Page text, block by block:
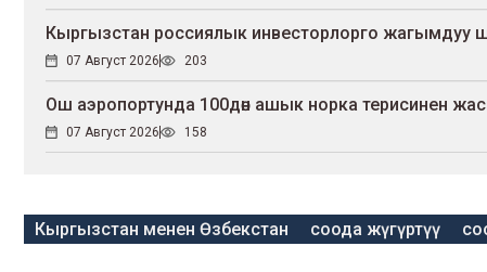
Кыргызстан россиялык инвесторлорго жагымдуу
07 Август 2026 203
Ош аэропортунда 100дөн ашык норка терисинен
07 Август 2026 158
Кыргызстан менен Өзбекстан соода жүгүртүү